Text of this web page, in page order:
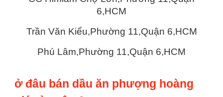
6,HCM
Trần Văn Kiểu,Phường 11,Quận 6,HCM
Phú Lâm,Phường 11,Quận 6,HCM
ở đâu bán dầu ăn phượng hoàng